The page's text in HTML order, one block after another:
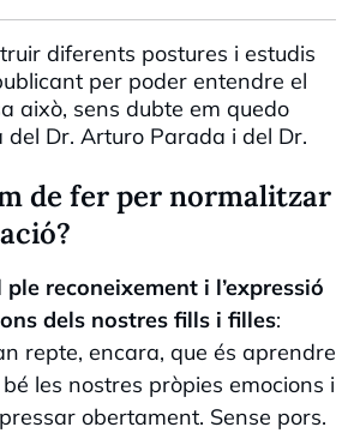
diferents postures i estudis
per poder entendre el
això, sens dubte em quedo
Dr. Arturo Parada i del Dr.
de fer per normalitzar
reconeixement i l’expressió
dels nostres fills i filles:
repte, encara, que és aprendre
les nostres pròpies emocions i
obertament. Sense pors.